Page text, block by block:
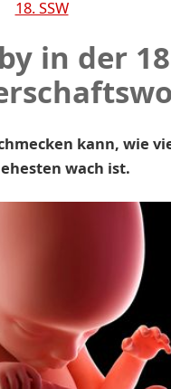
18. SSW
in der
kann, wie
wach ist.